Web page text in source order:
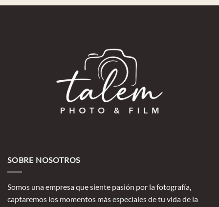
SOBRE NOSOTROS
Somos una empresa que siente pasión por la fotografía,
captaremos los momentos más especiales de tu vida de la